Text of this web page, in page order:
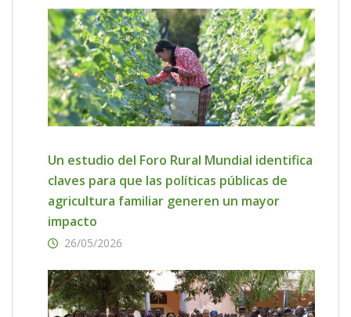
Un estudio del Foro Rural Mundial identifica
claves para que las políticas públicas de
agricultura familiar generen un mayor
impacto
26/05/2026